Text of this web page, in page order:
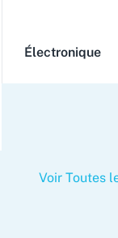
Électronique
Voir Toutes